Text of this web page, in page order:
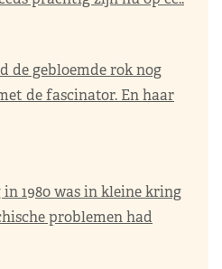
de gebloemde rok nog
de fascinator. En haar
1980 was in kleine kring
problemen had